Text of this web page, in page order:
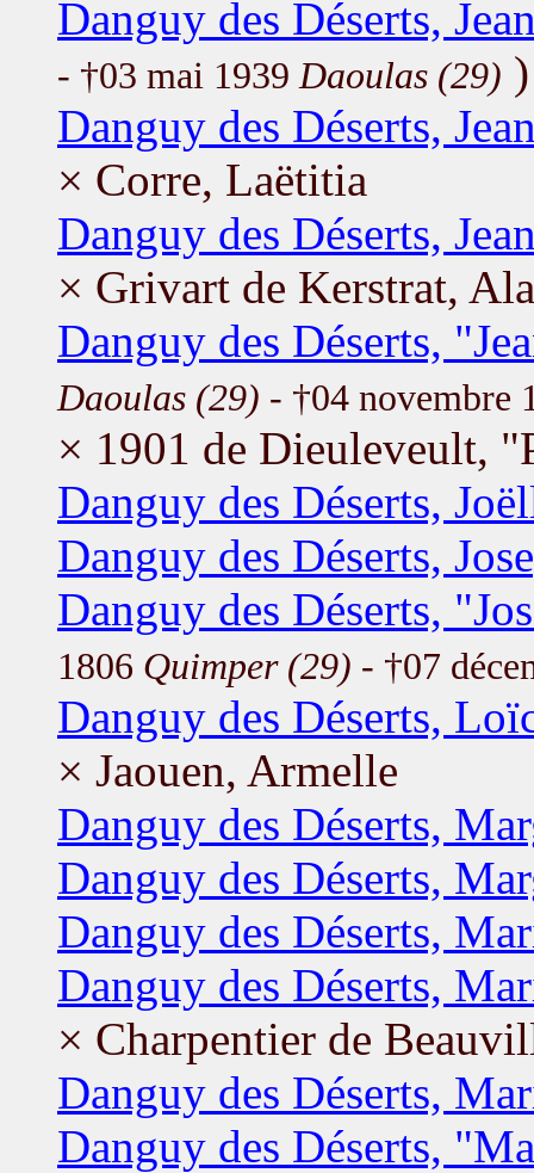
Danguy des Déserts,
- †03 mai 1939 Daoulas (29) )
Danguy des Déserts,
× Corre, Laëtitia
Danguy des Déserts,
× Grivart de Kerstrat,
Danguy des Déserts,
Daoulas (29) - †04 novembre
× 1901 de Dieuleveult,
Danguy des Déserts,
Danguy des Déserts,
Danguy des Déserts,
1806 Quimper (29) - †07
Danguy des Déserts,
× Jaouen, Armelle
Danguy des Déserts,
Danguy des Déserts,
Danguy des Déserts,
Danguy des Déserts,
× Charpentier de
Danguy des Déserts,
Danguy des Déserts,